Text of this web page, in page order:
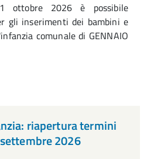
ottobre 2026 è possibile
gli inserimenti dei bambini e
comunale di GENNAIO
riapertura termini
2026